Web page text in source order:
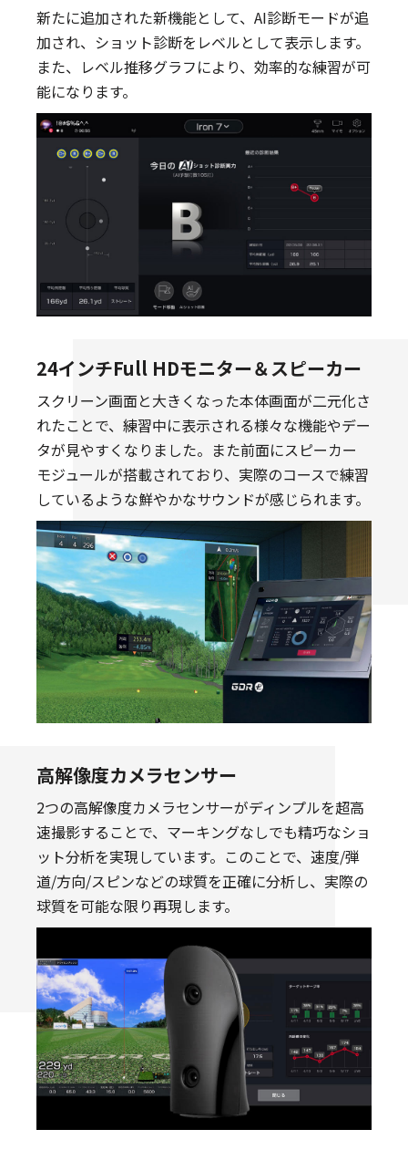
新たに追加された新機能として、AI診断モードが追
加され、ショット診断をレベルとして表示します。
また、レベル推移グラフにより、効率的な練習が可
能になります。
24インチFull HDモニター＆スピーカー
スクリーン画面と大きくなった本体画面が二元化さ
れたことで、練習中に表示される様々な機能やデー
タが見やすくなりました。また前面にスピーカー
モジュールが搭載されており、実際のコースで練習
しているような鮮やかなサウンドが感じられます。
高解像度カメラセンサー
2つの高解像度カメラセンサーがディンプルを超高
速撮影することで、マーキングなしでも精巧なショ
ット分析を実現しています。このことで、速度/弾
道/方向/スピンなどの球質を正確に分析し、実際の
球質を可能な限り再現します。